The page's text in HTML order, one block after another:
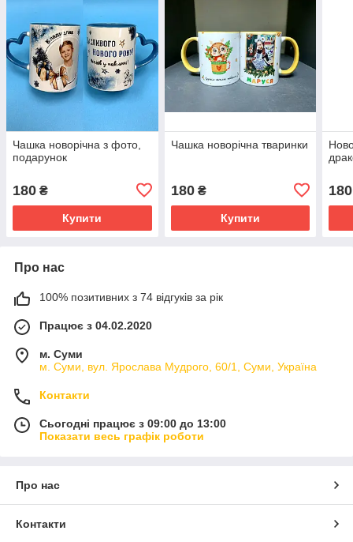
Чашка новорічна з фото,
подарунок
180 ₴
Купити
Чашка новорічна тваринки
180₴
Купити
180
Про нас
100% позитивних з 74 відгуків за рік
Працює з 04.02.2020
м. Суми
м. Суми, вул. Ярослава Мудрого, 60/1, Суми, Україна
Контакти
Сьогодні працює з 09:00 до 13:00
Показати весь графік роботи
Про нас
Контакти